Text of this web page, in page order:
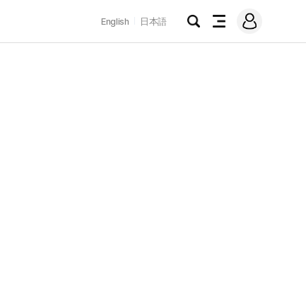
English 日本語
검
전
메
그